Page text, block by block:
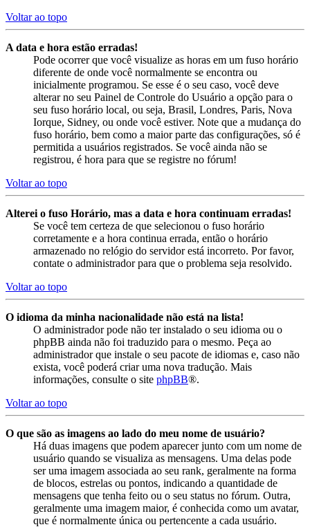
Voltar ao topo
A data e hora estão erradas!
Pode ocorrer que você visualize as horas em um fuso horário
diferente de onde você normalmente se encontra ou
inicialmente programou. Se esse é o seu caso, você deve
alterar no seu Painel de Controle do Usuário a opção para o
seu fuso horário local, ou seja, Brasil, Londres, Paris, Nova
Iorque, Sidney, ou onde você estiver. Note que a mudança do
fuso horário, bem como a maior parte das configurações, só é
permitida a usuários registrados. Se você ainda não se
registrou, é hora para que se registre no fórum!
Voltar ao topo
Alterei o fuso Horário, mas a data e hora continuam erradas!
Se você tem certeza de que selecionou o fuso horário
corretamente e a hora continua errada, então o horário
armazenado no relógio do servidor está incorreto. Por favor,
contate o administrador para que o problema seja resolvido.
Voltar ao topo
O idioma da minha nacionalidade não está na lista!
O administrador pode não ter instalado o seu idioma ou o
phpBB ainda não foi traduzido para o mesmo. Peça ao
administrador que instale o seu pacote de idiomas e, caso não
exista, você poderá criar uma nova tradução. Mais
informações, consulte o site phpBB®.
Voltar ao topo
O que são as imagens ao lado do meu nome de usuário?
Há duas imagens que podem aparecer junto com um nome de
usuário quando se visualiza as mensagens. Uma delas pode
ser uma imagem associada ao seu rank, geralmente na forma
de blocos, estrelas ou pontos, indicando a quantidade de
mensagens que tenha feito ou o seu status no fórum. Outra,
geralmente uma imagem maior, é conhecida como um avatar,
que é normalmente única ou pertencente a cada usuário.